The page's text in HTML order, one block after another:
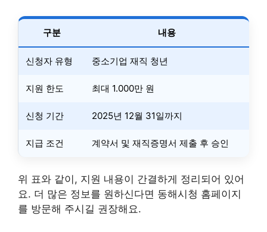
구분 내용
신청자 유형 중소기업 재직 청년
지원 한도 최대 1.000만 원
신청 기간 2025년 12월 31일까지
지급 조건 계약서 및 재직증명서 제출 후 승인
위 표와 같이, 지원 내용이 간결하게 정리되어 있어
요. 더 많은 정보를 원하신다면 동해시청 홈페이지
를 방문해 주시길 권장해요.